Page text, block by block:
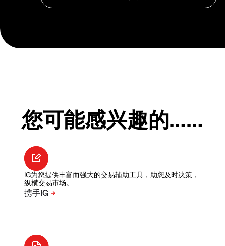
您可能感兴趣的……
IG为您提供丰富而强大的交易辅助工具，助您及时决策，
纵横交易市场。